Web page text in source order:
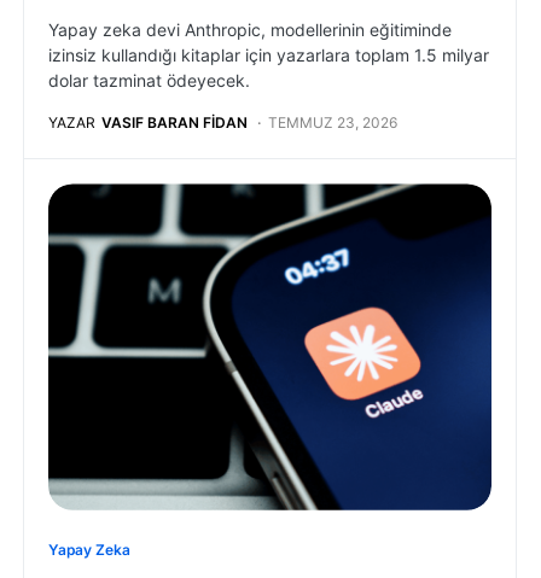
Yapay zeka devi Anthropic, modellerinin eğitiminde
izinsiz kullandığı kitaplar için yazarlara toplam 1.5 milyar
dolar tazminat ödeyecek.
YAZAR VASIF BARAN FIDAN TEMMUZ 23, 2026
Yapay Zeka